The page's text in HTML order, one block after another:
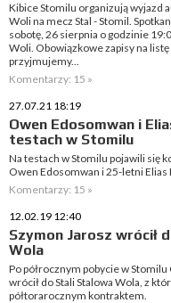
Kibice Stomilu organizują wyjazd
Woli na mecz Stal - Stomil.
sobotę, 26 sierpnia o godzinie
Woli. Obowiązkowe zapisy na
przyjmujemy...
Komentarzy: 15 »
27.07.21 18:19
Owen Edosomwan i
testach w Stomilu
Na testach w Stomilu pojawili się
Owen Edosomwan i 25-letni Elias
Komentarzy: 15 »
12.02.19 12:40
Szymon Jarosz wrócił
Wola
Po półrocznym pobycie w
wrócił do Stali Stalowa Wola, z
półtorarocznym kontraktem.